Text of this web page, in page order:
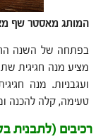
המותג מאסטר שף
בפתחה של השנה
מציע מנה חגיגית
ועגבניות. מנה
טעימה, קלה להכנה
רכיבים (לתבנית